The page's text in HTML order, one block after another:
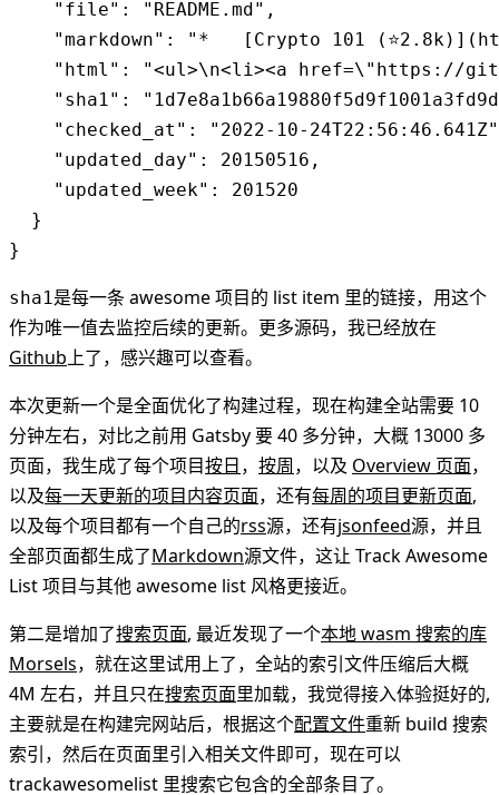
    "file": "README.md",
"markdown": "*   [Crypto 101
"html": "<ul>\n<li><a href=\"https://
"sha1":
"checked_at": "2022-10-
    "updated_day": 20150516,
    "updated_week": 201520
  }
}
sha1是每一条 awesome 项目的 list item 里的链接，用这个
作为唯一值去监控后续的更新。更多源码，我已经放在
Github上了，感兴趣可以查看。
本次更新一个是全面优化了构建过程，现在构建全站需要 10
分钟左右，对比之前用 Gatsby 要 40 多分钟，大概 13000 多
页面，我生成了每个项目按日， 按周，以及 Overview 页面，
以及每一天更新的项目内容页面，还有每周的项目更新页面,
以及每个项目都有一个自己的rss源，还有jsonfeed源，并且
全部页面都生成了Markdown源文件，这让 Track Awesome
List 项目与其他 awesome list 风格更接近。
第二是增加了搜索页面, 最近发现了一个本地 wasm 搜索的库
Morsels，就在这里试用上了，全站的索引文件压缩后大概
4M 左右，并且只在搜索页面里加载，我觉得接入体验挺好的,
主要就是在构建完网站后，根据这个配置文件重新 build 搜索
索引，然后在页面里引入相关文件即可，现在可以
trackawesomelist 里搜索它包含的全部条目了。